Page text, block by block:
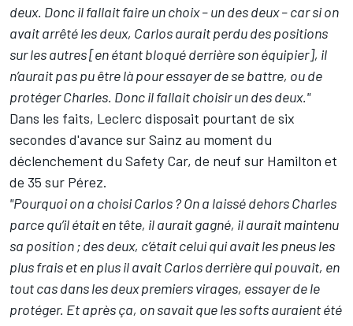
deux. Donc il fallait faire un choix – un des deux – car si on
avait arrêté les deux, Carlos aurait perdu des positions
sur les autres [en étant bloqué derrière son équipier], il
n’aurait pas pu être là pour essayer de se battre, ou de
protéger Charles. Donc il fallait choisir un des deux."
Dans les faits, Leclerc disposait pourtant de six
secondes d'avance sur Sainz au moment du
déclenchement du Safety Car, de neuf sur Hamilton et
de 35 sur Pérez.
"Pourquoi on a choisi Carlos ? On a laissé dehors Charles
parce qu’il était en tête, il aurait gagné, il aurait maintenu
sa position ; des deux, c’était celui qui avait les pneus les
plus frais et en plus il avait Carlos derrière qui pouvait, en
tout cas dans les deux premiers virages, essayer de le
protéger. Et après ça, on savait que les softs auraient été